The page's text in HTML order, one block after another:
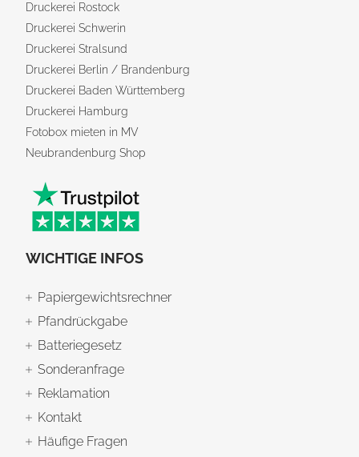
Druckerei Rostock
Druckerei Schwerin
Druckerei Stralsund
Druckerei Berlin / Brandenburg
Druckerei Baden Württemberg
Druckerei Hamburg
Fotobox mieten in MV
Neubrandenburg Shop
WICHTIGE INFOS
Papiergewichtsrechner
Pfandrückgabe
Batteriegesetz
Sonderanfrage
Reklamation
Kontakt
Häufige Fragen